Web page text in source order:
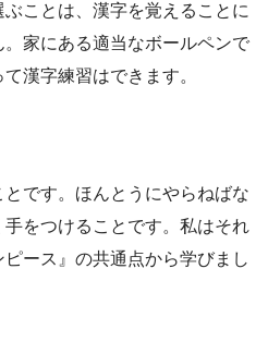
ことは、漢字を覚えることに
家にある適当なボールペンで
漢字練習はできます。
です。ほんとうにやらねばな
をつけることです。私はそれ
ース』の共通点から学びまし